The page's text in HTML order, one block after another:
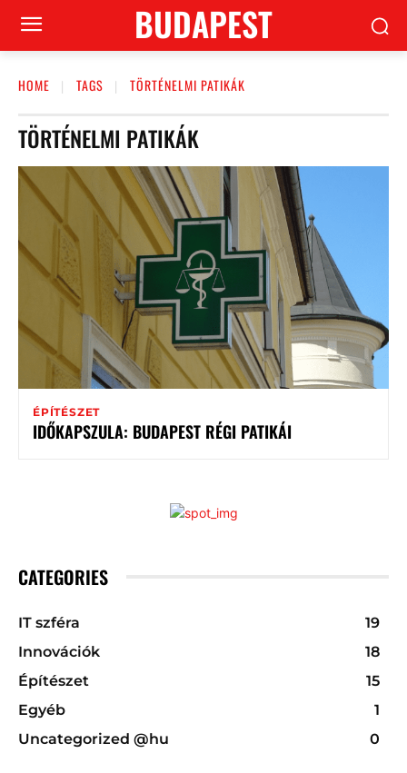
BUDAPEST
HOME TAGS TÖRTÉNELMI PATIKÁK
TÖRTÉNELMI PATIKÁK
ÉPÍTÉSZET
IDŐKAPSZULA: BUDAPEST RÉGI PATIKÁI
CATEGORIES
IT szféra
19
Innovációk
18
Építészet
15
Egyéb
1
Uncategorized @hu
0